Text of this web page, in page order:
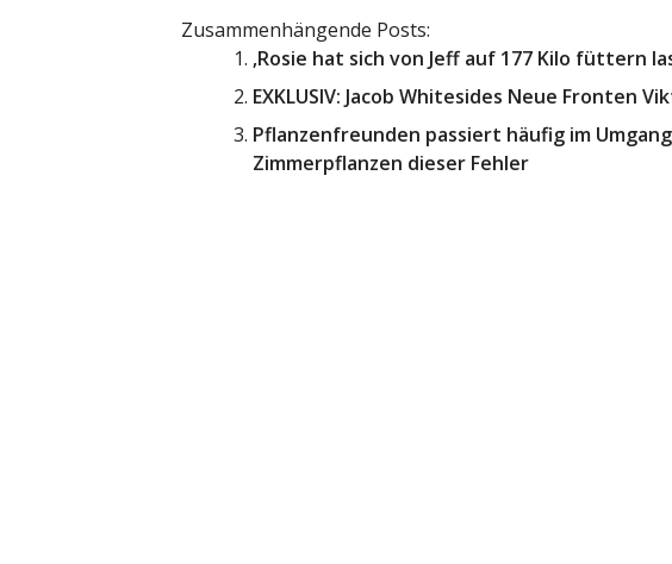
Zusammenhängende Posts:
‚Rosie hat sich von Jeff auf 177 Kilo füttern
EXKLUSIV: Jacob Whitesides Neue Fronten
Pflanzenfreunden passiert häufig im
Zimmerpflanzen dieser Fehler